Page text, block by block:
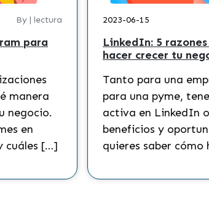
2023-04-19
6 maneras de usar chat GPT en tu
negocio ¿Por qué usar chat GPT
Descubre de qué se trata y todo lo que
puedes hacer en tu negocio con la
ayuda de la inteligencia artificial.
¡Conoce más sobre el chat GPT en